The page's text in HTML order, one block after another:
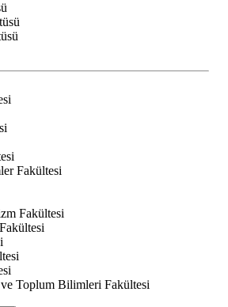
Fakültesi
Fakültesi
Toplum Bilimleri Fakültesi